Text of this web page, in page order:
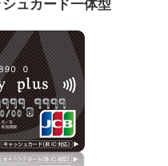
ュカード一体型